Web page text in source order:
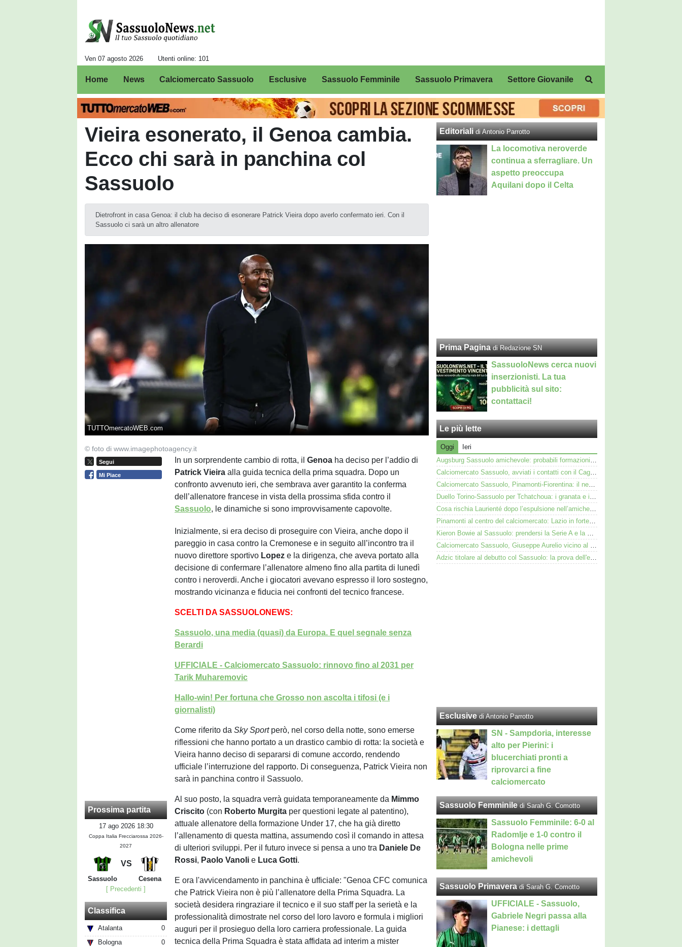
Ven 07 agosto 2026 Utenti online: 101
Home News Calciomercato Sassuolo Esclusive Sassuolo Femminile Sassuolo Primavera Settore Giovanile
Vieira esonerato, il Genoa cambia.
Ecco chi sarà in panchina col
Sassuolo
Dietrofront in casa Genoa: il club ha deciso di esonerare Patrick Vieira dopo averlo confermato ieri. Con il
Sassuolo ci sarà un altro allenatore
TUTTOmercatoWEB.com
© foto di www.imagephotoagency.it
Segui
Mi Piace
Prossima partita
17 ago 2026 18:30
Coppa Italia Frecciarossa 2026-
2027
VS
Sassuolo
Cesena
[ Precedenti ]
Classifica
Atalanta
0
Bologna
0
In un sorprendente cambio di rotta, ilGenoa ha deciso per l’addio di
Patrick Vieiraalla guida tecnica della prima squadra. Dopo un
confronto avvenuto ieri, che sembrava aver garantito la conferma
dell’allenatore francese in vista della prossima sfida contro il
Sassuolo, le dinamiche si sono improvvisamente capovolte.
Inizialmente, si era deciso di proseguire con Vieira, anche dopo il
pareggio in casa contro la Cremonese e in seguito all’incontro tra il
nuovo direttore sportivo Lopez e la dirigenza, che aveva portato alla
decisione di confermare l’allenatore almeno fino alla partita di lunedì
contro i neroverdi. Anche i giocatori avevano espresso il loro sostegno,
mostrando vicinanza e fiducia nei confronti del tecnico francese.
SCELTI DA SASSUOLONEWS:
Sassuolo, una media (quasi) da Europa. E quel segnale senza
Berardi
UFFICIALE - Calciomercato Sassuolo: rinnovo fino al 2031 per
Tarik Muharemovic
Hallo-win! Per fortuna che Grosso non ascolta i tifosi (e i
giornalisti)
Come riferito daSky Sportperò, nel corso della notte, sono emerse
riflessioni che hanno portato a un drastico cambio di rotta: la società e
Vieira hanno deciso di separarsi di comune accordo, rendendo
ufficiale l’interruzione del rapporto. Di conseguenza, Patrick Vieira non
sarà in panchina contro il Sassuolo.
Al suo posto, la squadra verrà guidata temporaneamente da Mimmo
Criscito (con Roberto Murgita per questioni legate al patentino),
attuale allenatore della formazione Under 17, che ha già diretto
l’allenamento di questa mattina, assumendo così il comando in attesa
di ulteriori sviluppi. Per il futuro invece si pensa a uno tra Daniele De
Rossi, Paolo Vanoli e Luca Gotti.
E ora l'avvicendamento in panchina è ufficiale: "Genoa CFC comunica
che Patrick Vieira non è più l’allenatore della Prima Squadra. La
società desidera ringraziare il tecnico e il suo staff per la serietà e la
professionalità dimostrate nel corso del loro lavoro e formula i migliori
auguri per il prosieguo della loro carriera professionale. La guida
tecnica della Prima Squadra è stata affidata ad interim a mister
Editoriali di Antonio Parrotto
La locomotiva neroverde
continua a sferragliare. Un
aspetto preoccupa
Aquilani dopo il Celta
Prima Pagina di Redazione SN
SassuoloNews cerca nuovi
inserzionisti. La tua
pubblicità sul sito:
contattaci!
Le più lette
Oggi
Ieri
Augsburg Sassuolo amichevole: probabili formazioni e dove vederla in tv e streaming
Calciomercato Sassuolo, avviati i contatti con il Cagliari per Zappa
Calciomercato Sassuolo, Pinamonti-Fiorentina: il neroverde alternativa a Pellegrino del Parma
Duello Torino-Sassuolo per Tchatchoua: i granata e i neroverdi valutano per l'ex Verona
Cosa rischia Laurienté dopo l’espulsione nell’amichevole Sassuolo-Celta Vigo
Pinamonti al centro del calciomercato: Lazio in forte pressing, Fiorentina osserva
Kieron Bowie al Sassuolo: prendersi la Serie A e la Scozia. Lui o Pinamonti: chi sarà titolare
Calciomercato Sassuolo, Giuseppe Aurelio vicino al Cagliari: operazione in dirittura d’arrivo
Adzic titolare al debutto col Sassuolo: la prova dell'ex Juve nell'1-4 col Celta
Esclusive di Antonio Parrotto
SN - Sampdoria, interesse
alto per Pierini: i
blucerchiati pronti a
riprovarci a fine
calciomercato
Sassuolo Femminile di Sarah G. Comotto
Sassuolo Femminile: 6-0 al
Radomlje e 1-0 contro il
Bologna nelle prime
amichevoli
Sassuolo Primavera di Sarah G. Comotto
UFFICIALE - Sassuolo,
Gabriele Negri passa alla
Pianese: i dettagli